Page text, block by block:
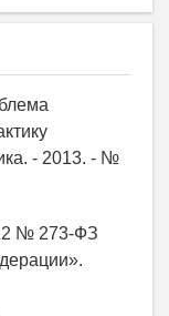
- 2013. - №
№ 273-ФЗ